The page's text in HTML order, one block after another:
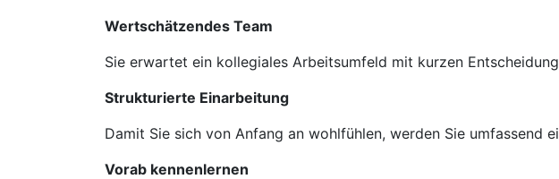
Wertschätzendes Team
Sie erwartet ein kollegiales Arbeitsumfeld mit kurzen
Strukturierte Einarbeitung
Damit Sie sich von Anfang an wohlfühlen, werden Sie umfassend
Vorab kennenlernen